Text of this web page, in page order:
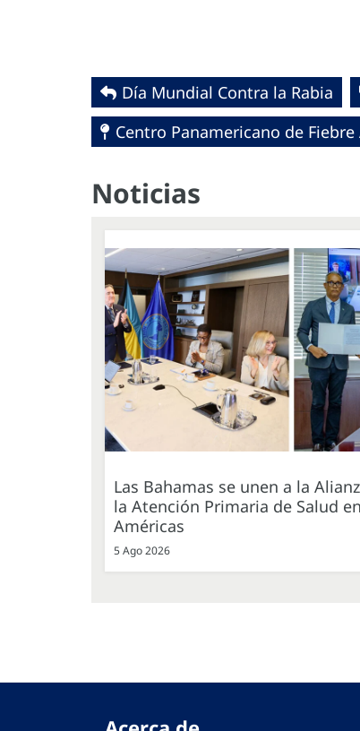
Día Mundial Contra la Rabia
Centro Panamericano de
Noticias
Las Bahamas se unen a la
la Atención Primaria de Salud
Américas
5 Ago 2026